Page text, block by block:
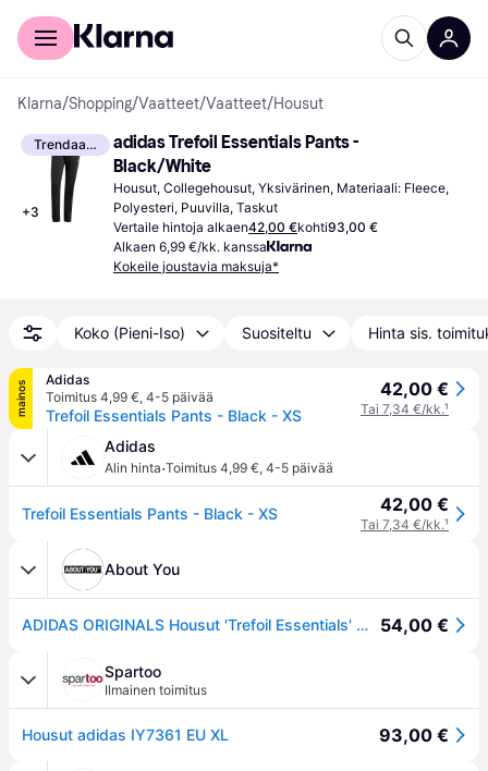
Kuluttajille
Klarna/Shopping/Vaatteet/Vaatteet/Housut
Trendaava
+3
adidas Trefoil Essentials Pants -
Black/White
Housut, Collegehousut, Yksivärinen, Materiaali: Fleece,
Polyesteri, Puuvilla, Taskut
Vertaile hintoja alkaen42,00 €kohti93,00 €
Alkaen 6,99 €/kk. kanssa
Kokeile joustavia maksuja*
Koko (Pieni-Iso) Suositeltu Hinta sis.
mainos
Adidas
Toimitus 4,99 €, 4-5 päivää
Trefoil Essentials Pants - Black - XS
42,00 €
Tai 7,34 €/kk.¹
Adidas
Alin hinta·Toimitus 4,99 €, 4-5 päivää
Trefoil Essentials Pants - Black - XS 42,00 €
Tai 7,34 €/kk.¹
About You
ADIDAS ORIGINALS Housut 'Trefoil Essentials' musta / valkoinen 54,00 €
Spartoo
Ilmainen toimitus
Housut adidas IY7361 EU XL 93,00 €